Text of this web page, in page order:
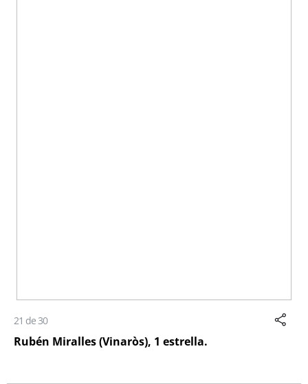
21 de 30
Rubén Miralles (Vinaròs), 1 estrella.